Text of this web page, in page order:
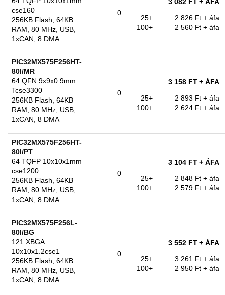
cse160
256KB Flash, 64KB
RAM, 80 MHz, USB,
1xCAN, 8 DMA
0
25+
2 826 Ft + áfa
100+
2 560 Ft + áfa
PIC32MX575F256HT-
80I/MR
64 QFN 9x9x0.9mm
Tcse3300
256KB Flash, 64KB
RAM, 80 MHz, USB,
1xCAN, 8 DMA
0
3 158 FT + ÁFA
25+
2 893 Ft + áfa
100+
2 624 Ft + áfa
PIC32MX575F256HT-
80I/PT
64 TQFP 10x10x1mm
cse1200
256KB Flash, 64KB
RAM, 80 MHz, USB,
1xCAN, 8 DMA
0
3 104 FT + ÁFA
25+
2 848 Ft + áfa
100+
2 579 Ft + áfa
PIC32MX575F256L-
80I/BG
121 XBGA
10x10x1.2cse1
256KB Flash, 64KB
RAM, 80 MHz, USB,
1xCAN, 8 DMA
0
3 552 FT + ÁFA
25+
3 261 Ft + áfa
100+
2 950 Ft + áfa